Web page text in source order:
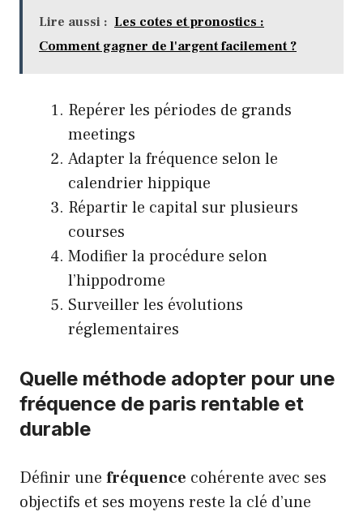
Lire aussi : Les cotes et pronostics :
Comment gagner de l'argent facilement ?
Repérer les périodes de grands
meetings
Adapter la fréquence selon le
calendrier hippique
Répartir le capital sur plusieurs
courses
Modifier la procédure selon
l’hippodrome
Surveiller les évolutions
réglementaires
Quelle méthode adopter pour une
fréquence de paris rentable et
durable
Définir une fréquence cohérente avec ses
objectifs et ses moyens reste la clé d’une